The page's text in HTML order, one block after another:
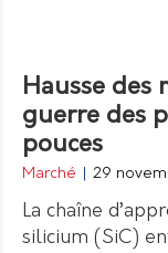
Hausse des
guerre des
pouces
Marché 29
La chaîne
silicium (SiC)